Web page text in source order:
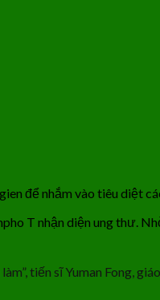
để nhắm vào tiêu diệt
T nhận diện ung thư.
tiến sĩ Yuman Fong,